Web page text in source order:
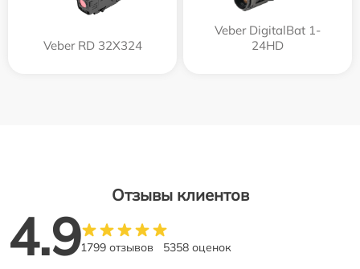
Veber RD 32X324
Veber DigitalBat 1-
24HD
Отзывы клиентов
4.91799 отзывов 5358 оценок